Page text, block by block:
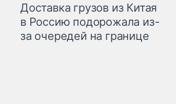
Доставка грузов из Китая
в Россию подорожала из-
за очередей на границе